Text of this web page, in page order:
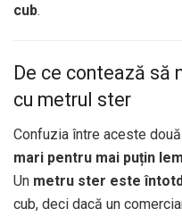
cub.
De ce contează să
cu metrul ster
Confuzia între aceste
mari pentru mai puțin
Un metru ster este
cub, deci dacă un